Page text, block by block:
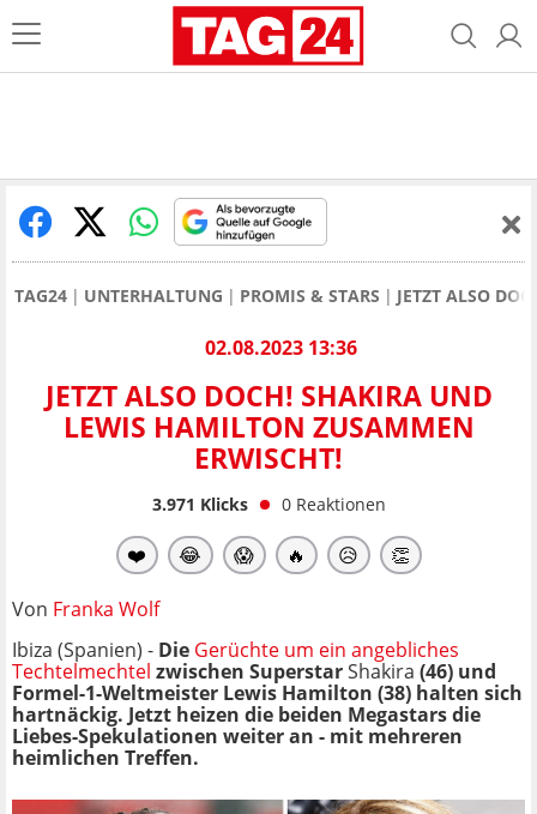
TAG24 UNTERHALTUNG PROMIS & STARS JETZT ALSO
02.08.2023 13:36
JETZT ALSO DOCH! SHAKIRA UND
LEWIS HAMILTON ZUSAMMEN
ERWISCHT!
3.971 Klicks 0 Reaktionen
❤️ 😂 😱 🔥 😥 👏
Von Franka Wolf
Ibiza (Spanien) - Die Gerüchte um ein angebliches
Techtelmechtel zwischen SuperstarShakira (46) und
Formel-1-Weltmeister Lewis Hamilton (38) halten sich
hartnäckig. Jetzt heizen die beiden Megastars die
Liebes-Spekulationen weiter an - mit mehreren
heimlichen Treffen.